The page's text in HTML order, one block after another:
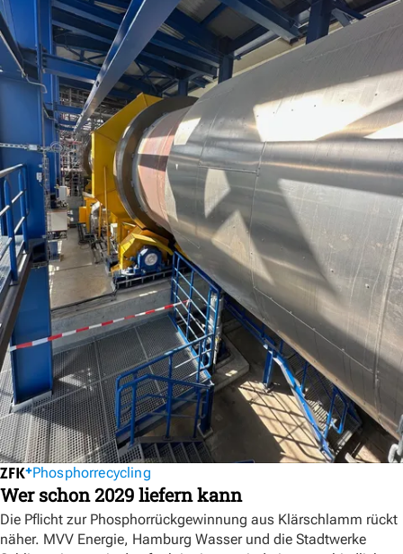
Phosphorrecycling
Wer schon 2029 liefern kann
Die Pflicht zur Phosphorrückgewinnung aus Klärschlamm rückt
näher. MVV Energie, Hamburg Wasser und die Stadtwerke